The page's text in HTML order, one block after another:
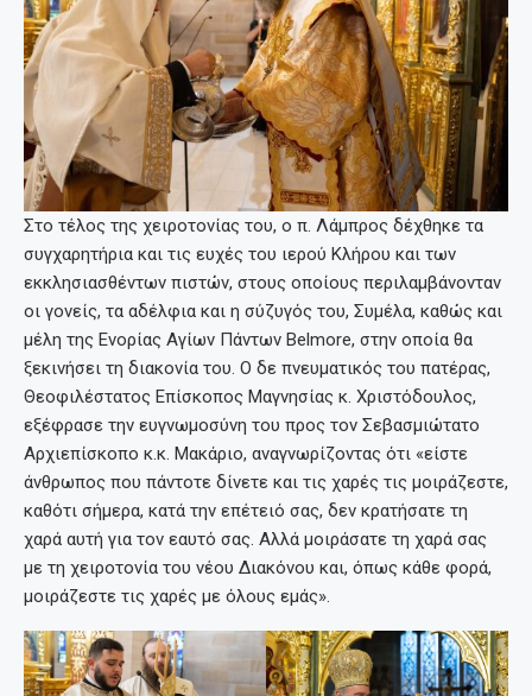
Στο τέλος της χειροτονίας του, ο π. Λάμπρος δέχθηκε τα
συγχαρητήρια και τις ευχές του ιερού Κλήρου και των
εκκλησιασθέντων πιστών, στους οποίους περιλαμβάνονταν
οι γονείς, τα αδέλφια και η σύζυγός του, Συμέλα, καθώς και
μέλη της Ενορίας Αγίων Πάντων Belmore, στην οποία θα
ξεκινήσει τη διακονία του. Ο δε πνευματικός του πατέρας,
Θεοφιλέστατος Επίσκοπος Μαγνησίας κ. Χριστόδουλος,
εξέφρασε την ευγνωμοσύνη του προς τον Σεβασμιώτατο
Αρχιεπίσκοπο κ.κ. Μακάριο, αναγνωρίζοντας ότι «είστε
άνθρωπος που πάντοτε δίνετε και τις χαρές τις μοιράζεστε,
καθότι σήμερα, κατά την επέτειό σας, δεν κρατήσατε τη
χαρά αυτή για τον εαυτό σας. Αλλά μοιράσατε τη χαρά σας
με τη χειροτονία του νέου Διακόνου και, όπως κάθε φορά,
μοιράζεστε τις χαρές με όλους εμάς».